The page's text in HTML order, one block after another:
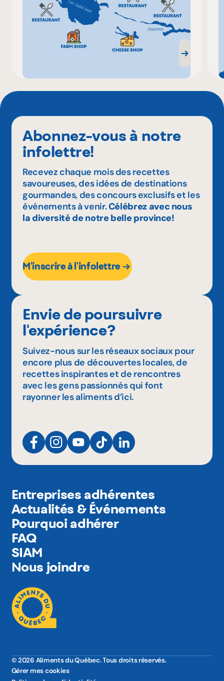
Abonnez-vous à notre
infolettre!
Recevez chaque mois des recettes
savoureuses, des idées de destinations
gourmandes, des concours exclusifs et les
événements à venir.Célébrez avec nous
la diversité de notre belle province!
M'inscrire à l'infolettre
Envie de poursuivre
l'expérience?
Suivez-nous sur les réseaux sociaux pour
encore plus de découvertes locales, de
recettes inspirantes et de rencontres
avec les gens passionnés qui font
rayonner les aliments d’ici.
Entreprises adhérentes
Actualités & Événements
Pourquoi adhérer
FAQ
SIAM
Nous joindre
© 2026 Aliments du Québec. Tous droits réservés.
Gérer mes cookies